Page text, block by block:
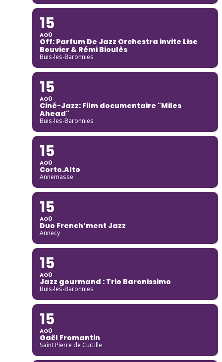
15
AOÛ
Off: Parfum De Jazz Orchestra invite Lise
Bouvier & Rémi Bioulès
Buis-les-Baronnies
15
AOÛ
Ciné-Jazz: Film documentaire "Miles
Ahead"
Buis-les-Baronnies
15
AOÛ
Corto.Alto
Annemasse
15
AOÛ
Duo French’ment Jazz
Annecy
15
AOÛ
Jazz gourmand : Trio Baronissimo
Buis-les-Baronnies
15
AOÛ
Gaël Fromantin
Saint Pierre de Curtille